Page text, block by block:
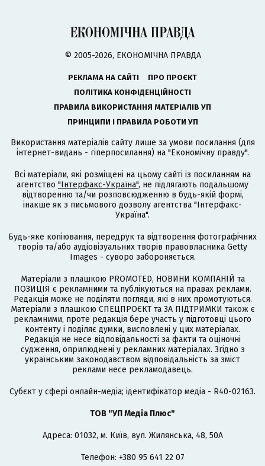
© 2005-2026, ЕКОНОМІЧНА ПРАВДА
РЕКЛАМА НА САЙТІ
ПРО ПРОЄКТ
ПОЛІТИКА КОНФІДЕНЦІЙНОСТІ
ПРАВИЛА ВИКОРИСТАННЯ МАТЕРІАЛІВ УП
ПРИНЦИПИ І ПРАВИЛА РОБОТИ УП
Використання матеріалів сайту лише за умови посилання (для
інтернет-видань - гіперпосилання) на "Економічну правду".
Всі матеріали, які розміщені на цьому сайті із посиланням на
агентство "Інтерфакс-Україна", не підлягають подальшому
відтворенню та/чи розповсюдженню в будь-якій формі,
інакше як з письмового дозволу агентства "Інтерфакс-
Україна".
Будь-яке копіювання, передрук та відтворення фотографічних
творів та/або аудіовізуальних творів правовласника Getty
Images - суворо забороняється.
Матеріали з плашкою PROMOTED, НОВИНИ КОМПАНІЙ та
ПОЗИЦІЯ є рекламними та публікуються на правах реклами.
Редакція може не поділяти погляди, які в них промотуються.
Матеріали з плашкою СПЕЦПРОЄКТ та ЗА ПІДТРИМКИ також є
рекламними, проте редакція бере участь у підготовці цього
контенту і поділяє думки, висловлені у цих матеріалах.
Редакція не несе відповідальності за факти та оціночні
судження, оприлюднені у рекламних матеріалах. Згідно з
українським законодавством відповідальність за зміст
реклами несе рекламодавець.
Cубєкт у сфері онлайн-медіа; ідентифікатор медіа - R40-02163.
ТОВ "УП Медіа Плюс"
Адреса: 01032, м. Київ, вул. Жилянська, 48, 50А
Телефон: +380 95 641 22 07